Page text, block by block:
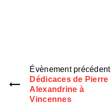
Évènement précédent
Dédicaces de Pierre
Alexandrine à
Vincennes